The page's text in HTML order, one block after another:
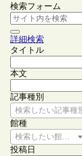
検索フォーム
詳細検索
タイトル
本文
記事種別
検索したい記事種
館種
検索したい館種を
投稿日